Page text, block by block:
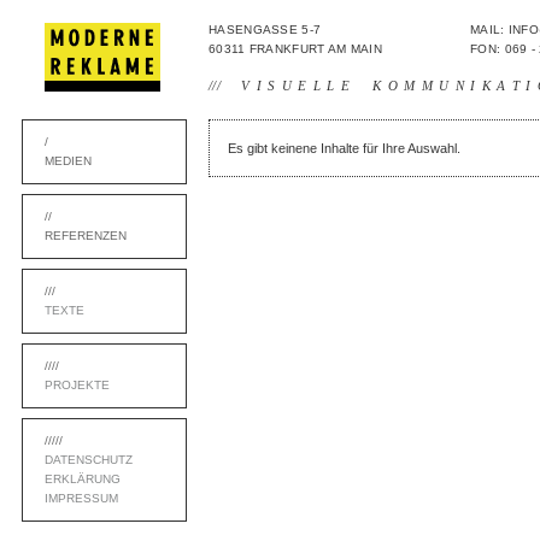
HASENGASSE 5-7
60311 FRANKFURT AM MAIN
MAIL:
FON: 069 -
/// VISUELLE
/
MEDIEN
//
REFERENZEN
///
TEXTE
////
PROJEKTE
/////
DATENSCHUTZ
ERKLÄRUNG
IMPRESSUM
Es gibt keinene Inhalte für Ihre Auswahl.